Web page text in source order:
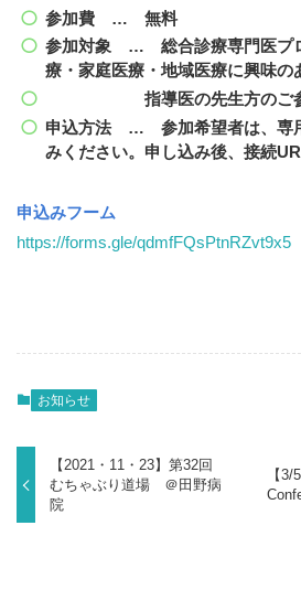
参加費 … 無料
参加対象 … 総合診療専門医プ
療・家庭医療・地域医療に興味の
指導医の先生方のご参加
申込方法 … 参加希望者は、専
みください。申し込み後、接続
申込みフーム
https://forms.gle/qdmfFQsPtnRZvt9x5
お知らせ
【2021・11・23】第32回
むちゃぶり道場 ＠田野病
院
【